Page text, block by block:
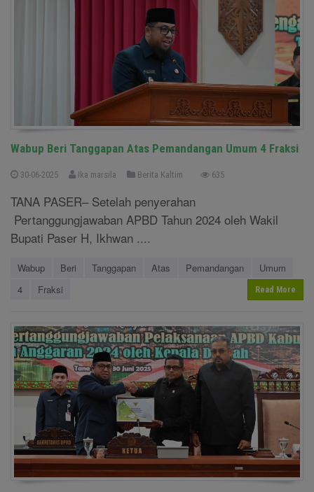
Wabup Beri Tanggapan Atas Pemandangan Umum 4 Fraksi
30-06-2025 Ika marsila Berita Kaltim 635
TANA PASER– Setelah penyerahan
Pertanggungjawaban APBD Tahun 2024 oleh Wakil
Bupati Paser H, Ikhwan ....
Wabup Beri Tanggapan Atas Pemandangan
Umum
4
Fraksi Read More